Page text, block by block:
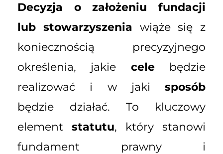
Decyzja o założeniu fundacji
lub stowarzyszenia wiąże się z
koniecznością precyzyjnego
określenia, jakie celebędzie
realizować i w jaki sposób
będzie działać. To kluczowy
element statutu, który stanowi
fundament prawny i